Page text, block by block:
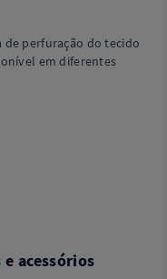
perfuração do tecido
em diferentes
acessórios